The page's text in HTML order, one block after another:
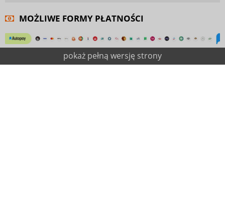
MOŻLIWE FORMY PŁATNOŚCI
pokaż pełną wersję strony